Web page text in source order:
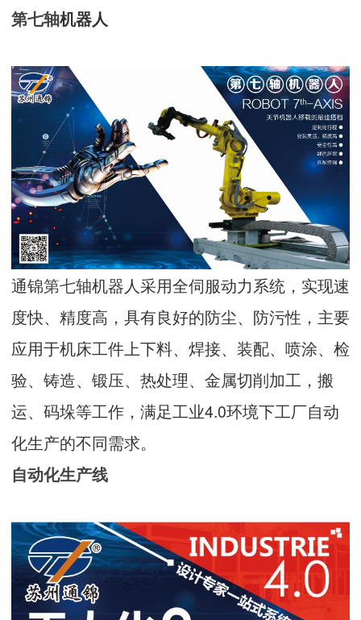
第七轴机器人
通锦第七轴机器人采用全伺服动力系统，实现速
度快、精度高，具有良好的防尘、防污性，主要
应用于机床工件上下料、焊接、装配、喷涂、检
验、铸造、锻压、热处理、金属切削加工，搬
运、码垛等工作，满足工业4.0环境下工厂自动
化生产的不同需求。
自动化生产线